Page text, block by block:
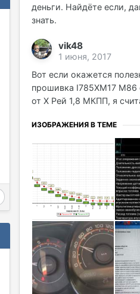
деньги. Найдёте если,
знать.
vik48
1 июня, 2017
Вот если окажется
прошивка I785XM17
от Х Рей 1,8 МКПП, я
ИЗОБРАЖЕНИЯ В ТЕМЕ